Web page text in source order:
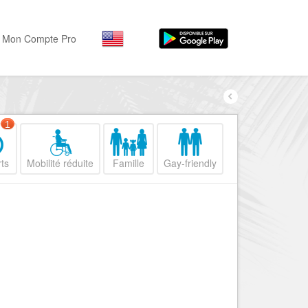
Hôtels, ...
Visiter
Par quartiers
Nice Promenade du
Nice le Port
Mon Compte Pro
1
Mobilité réduite Famille Gay-friendly